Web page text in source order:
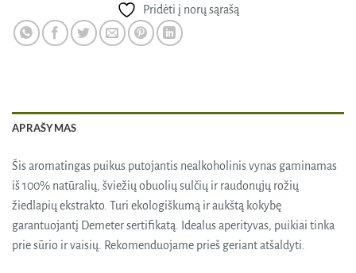
Pridėti į norų sąrašą
APRAŠYMAS
Šis aromatingas puikus putojantis nealkoholinis vynas gaminamas
iš 100% natūralių, šviežių obuolių sulčių ir raudonųjų rožių
žiedlapių ekstrakto. Turi ekologiškumą ir aukštą kokybę
garantuojantį Demeter sertifikatą. Idealus aperityvas, puikiai tinka
prie sūrio ir vaisių. Rekomenduojame prieš geriant atšaldyti.